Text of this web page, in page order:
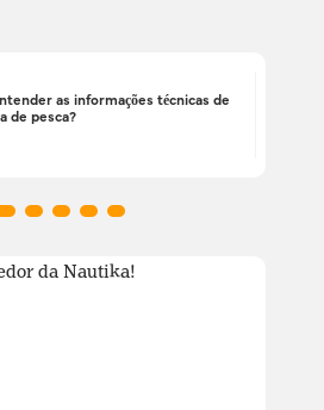
as informações técnicas de
de pesca?